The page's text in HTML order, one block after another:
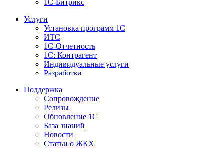
1С-Битрикс
Услуги
Установка программ 1С
ИТС
1С-Отчетность
1С: Контрагент
Индивидуальные услуги
Разработка
Поддержка
Сопровождение
Релизы
Обновление 1С
База знаний
Новости
Статьи о ЖКХ